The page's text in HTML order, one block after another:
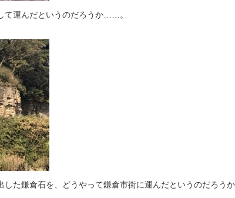
て運んだというのだろうか……。
た鎌倉石を、どうやって鎌倉市街に運んだというのだろう